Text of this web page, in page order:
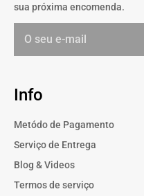
sua próxima encomenda.
Info
Metódo de Pagamento
Serviço de Entrega
Blog & Videos
Termos de serviço